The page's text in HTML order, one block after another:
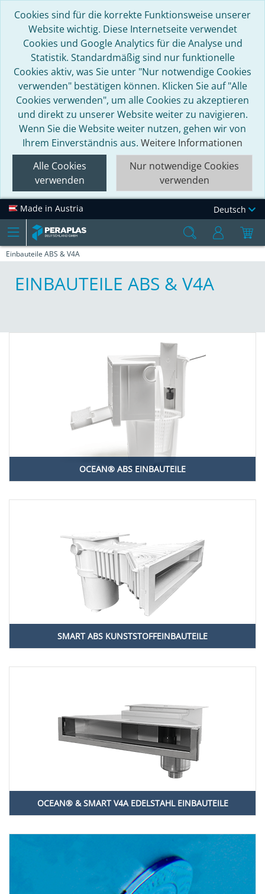
Cookies sind für die korrekte Funktionsweise unserer
Website wichtig. Diese Internetseite verwendet
Cookies und Google Analytics für die Analyse und
Statistik. Standardmäßig sind nur funktionelle
Cookies aktiv, was Sie unter "Nur notwendige Cookies
verwenden" bestätigen können. Klicken Sie auf "Alle
Cookies verwenden", um alle Cookies zu akzeptieren
und direkt zu unserer Website weiter zu navigieren.
Wenn Sie die Website weiter nutzen, gehen wir von
Ihrem Einverständnis aus. Weitere Informationen
Alle Cookies
verwenden
Nur notwendige Cookies
verwenden
Made in Austria Deutsch
Einbauteile ABS & V4A
EINBAUTEILE ABS & V4A
OCEAN® ABS EINBAUTEILE
SMART ABS KUNSTSTOFFEINBAUTEILE
OCEAN® & SMART V4A EDELSTAHL EINBAUTEILE